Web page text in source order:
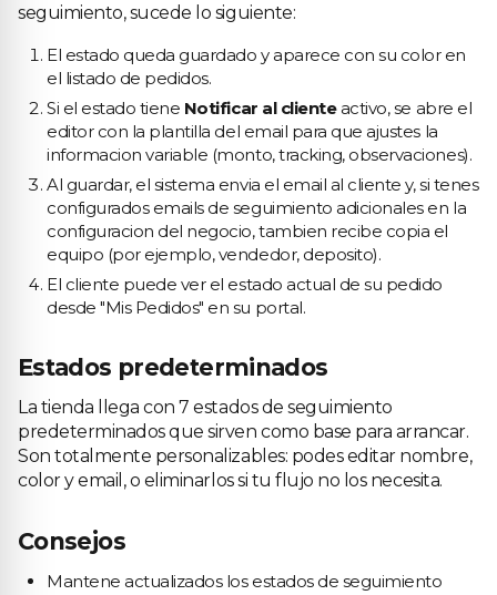
seguimiento, sucede lo siguiente:
El estado queda guardado y aparece con su color en
el listado de pedidos.
Si el estado tiene Notificar al clienteactivo, se abre el
editor con la plantilla del email para que ajustes la
informacion variable (monto, tracking, observaciones).
Al guardar, el sistema envia el email al cliente y, si tenes
configurados emails de seguimiento adicionales en la
configuracion del negocio, tambien recibe copia el
equipo (por ejemplo, vendedor, deposito).
El cliente puede ver el estado actual de su pedido
desde "Mis Pedidos" en su portal.
Estados predeterminados
La tienda llega con 7 estados de seguimiento
predeterminados que sirven como base para arrancar.
Son totalmente personalizables: podes editar nombre,
color y email, o eliminarlos si tu flujo no los necesita.
Consejos
Mantene actualizados los estados de seguimiento